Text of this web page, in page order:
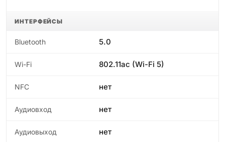
ИНТЕРФЕЙСЫ
Bluetooth 5.0
Wi-Fi 802.11ac (Wi-Fi 5)
NFC нет
Аудиовход нет
Аудиовыход нет